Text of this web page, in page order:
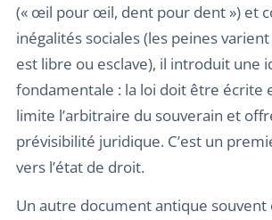
(« œil pour œil, dent pour dent ») et
inégalités sociales (les peines varient
est libre ou esclave), il introduit une
fondamentale : la loi doit être écrite
limite l’arbitraire du souverain et
prévisibilité juridique. C’est un
vers l’état de droit.
Un autre document antique souvent